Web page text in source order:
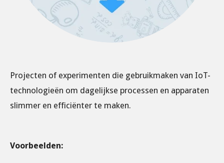
Projecten of experimenten die gebruikmaken van IoT-
technologieën om dagelijkse processen en apparaten
slimmer en efficiënter te maken.
Voorbeelden: